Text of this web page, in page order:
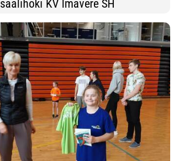
saalihoki KV Imavere SH